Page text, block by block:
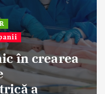
PR
la Salonta, a